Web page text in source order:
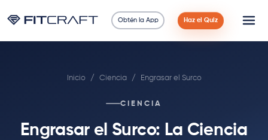
Obtén la App Haz el Quiz
Inicio / Ciencia / Engrasar el Surco
CIENCIA
Engrasar el Surco: La Ciencia